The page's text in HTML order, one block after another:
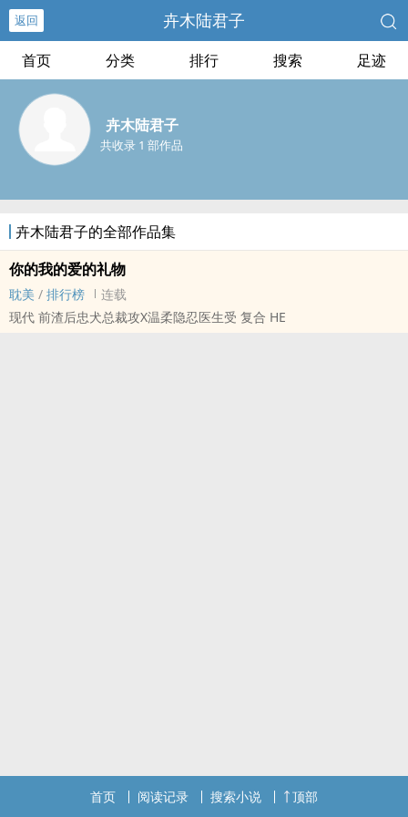
返回 卉木陆君子
首页 分类 排行 搜索 足迹
卉木陆君子
共收录 1 部作品
卉木陆君子的全部作品集
你的我的爱的礼物
耽美 / 排行榜
连载
现代 前渣后忠犬总裁攻X温柔隐忍医生受 复合 HE
首页 阅读记录 搜索小说 顶部